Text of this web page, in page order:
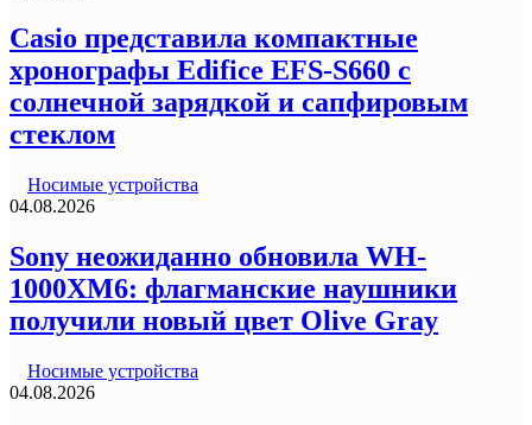
Casio представила компактные
хронографы Edifice EFS-S660 с
солнечной зарядкой и сапфировым
стеклом
Носимые устройства
04.08.2026
Sony неожиданно обновила WH-
1000XM6: флагманские наушники
получили новый цвет Olive Gray
Носимые устройства
04.08.2026